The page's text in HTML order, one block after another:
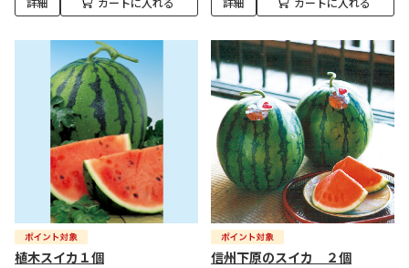
植木スイカ１個 信州下原のスイカ ２個